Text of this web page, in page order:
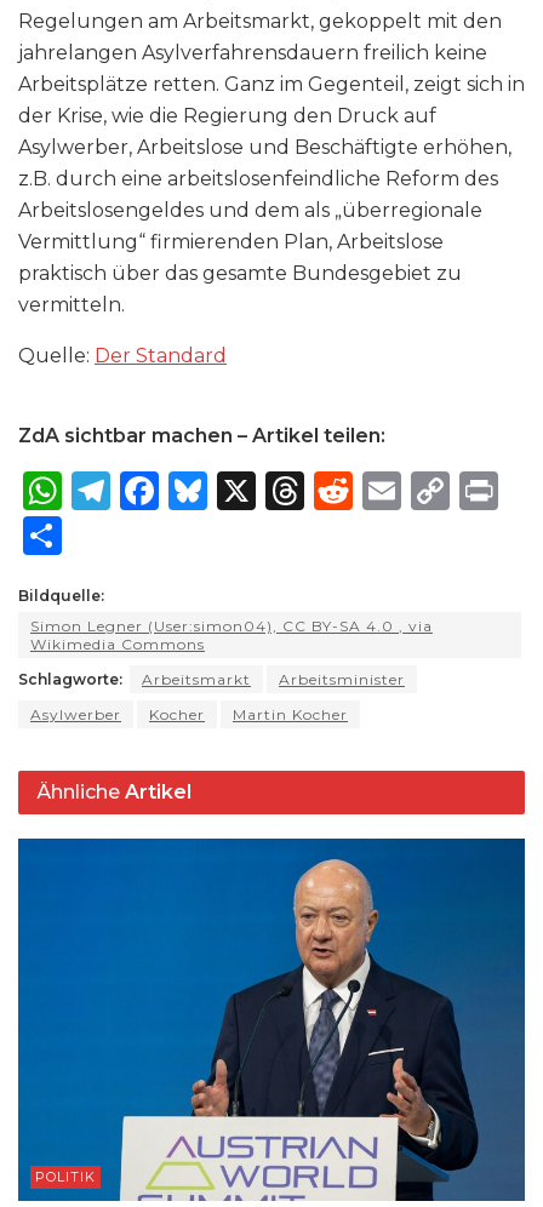
Regelungen am Arbeitsmarkt, gekoppelt mit den
jahrelangen Asylverfahrensdauern freilich keine
Arbeitsplätze retten. Ganz im Gegenteil, zeigt sich in
der Krise, wie die Regierung den Druck auf
Asylwerber, Arbeitslose und Beschäftigte erhöhen,
z.B. durch eine arbeitslosenfeindliche Reform des
Arbeitslosengeldes und dem als „überregionale
Vermittlung“ firmierenden Plan, Arbeitslose
praktisch über das gesamte Bundesgebiet zu
vermitteln.
Quelle: Der Standard
ZdA sichtbar machen – Artikel teilen:
W
ts
A
p
p
T
ra
m
F
b
o
o
k
B
k
y
X
T
d
s
R
t
E
C
ar
e
Bildquelle:
Simon Legner (User:simon04), CC BY-SA 4.0 , via
Wikimedia Commons
Schlagworte:
Arbeitsmarkt
Arbeitsminister
Asylwerber
Kocher Martin Kocher
Ähnliche Artikel
POLITIK